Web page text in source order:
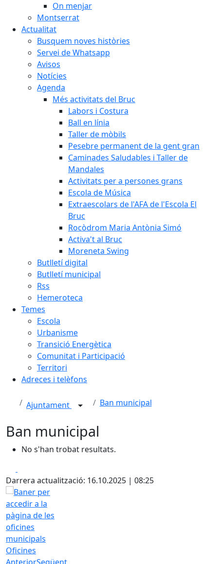
On menjar
Montserrat
Actualitat
Busquem noves històries
Servei de Whatsapp
Avisos
Notícies
Agenda
Més activitats del Bruc
Labors i Costura
Ball en línia
Taller de mòbils
Pesebre permanent de la gent gran
Caminades Saludables i Taller de
Mandales
Activitats per a persones grans
Escola de Música
Extraescolars de l'AFA de l'Escola El
Bruc
Rocòdrom Maria Antònia Simó
Activa't al Bruc
Moreneta Swing
Butlletí digital
Butlletí municipal
Rss
Hemeroteca
Temes
Escola
Urbanisme
Transició Energètica
Comunitat i Participació
Territori
Adreces i telèfons
Ajuntament Ban municipal
Ban municipal
No s'han trobat resultats.
Darrera actualització: 16.10.2025 | 08:25
Oficines